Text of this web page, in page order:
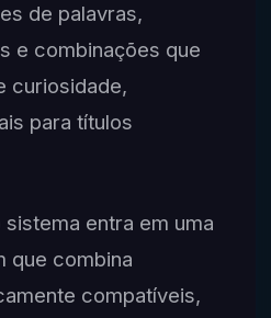
de palavras,
e combinações que
curiosidade,
para títulos
entra em uma
que combina
compatíveis,